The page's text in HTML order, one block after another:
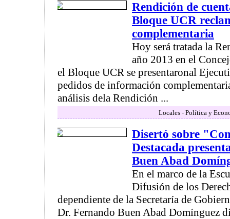
Rendición de
Bloque UCR
complementaria
Hoy será tratada la
año 2013 en el
el Bloque UCR se presentaronal
pedidos de información
análisis dela Rendición ...
Locales - Política y
Disertó sobre
Destacada
Buen Abad
En el marco de la
Difusión de los
dependiente de la Secretaría de
Dr. Fernando Buen Abad Domínguez